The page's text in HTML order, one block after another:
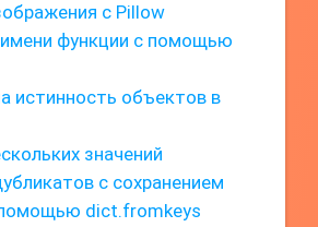
с Pillow
имени функции с помощью
истинность объектов в
значений
с сохранением
dict.fromkeys